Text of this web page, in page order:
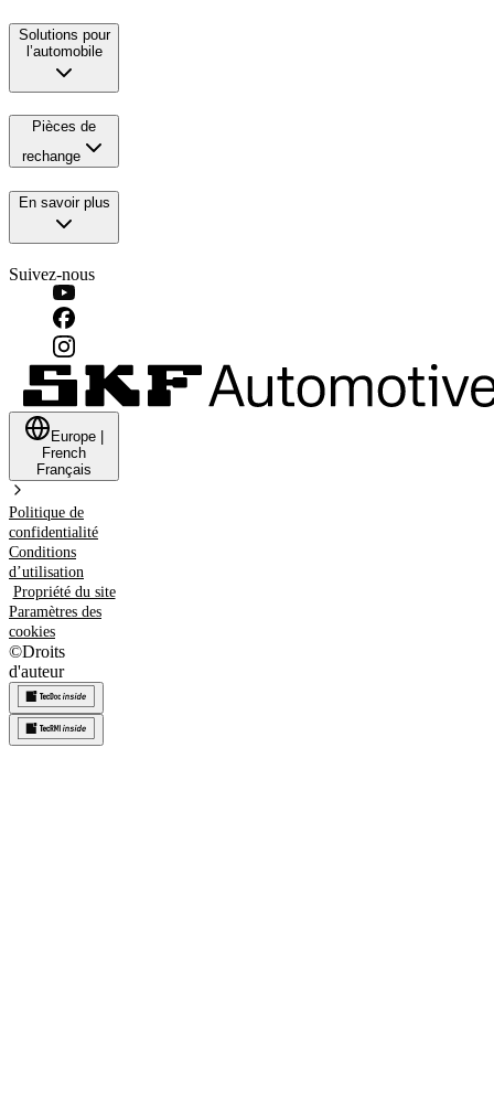
Solutions pour
l’automobile
Pièces de
rechange
En savoir plus
Suivez-nous
Europe
French
Français
Politique de
confidentialité
Conditions
d’utilisation
Propriété du site
Paramètres des
cookies
©Droits
d'auteur